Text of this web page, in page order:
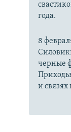
года.
8
черные
и